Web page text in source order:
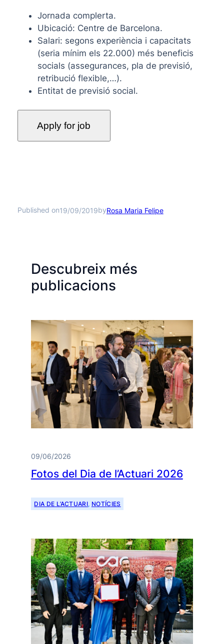
Jornada complerta.
Ubicació: Centre de Barcelona.
Salari: segons experiència i capacitats
(seria mínim els 22.000) més beneficis
socials (assegurances, pla de previsió,
retribució flexible,…).
Entitat de previsió social.
Published on19/09/2019byRosa Maria Felipe
Descubreix més
publicacions
09/06/2026
Fotos del Dia de l’Actuari 2026
DIA DE L’ACTUARI, NOTÍCIES